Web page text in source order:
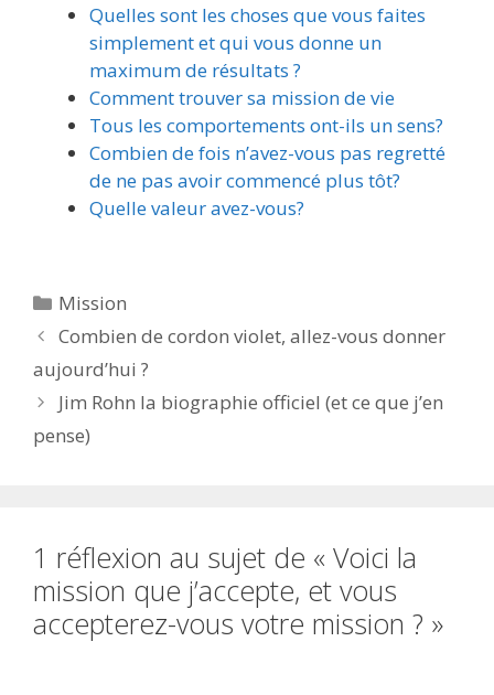
Quelles sont les choses que vous faites
simplement et qui vous donne un
maximum de résultats ?
Comment trouver sa mission de vie
Tous les comportements ont-ils un sens?
Combien de fois n’avez-vous pas regretté
de ne pas avoir commencé plus tôt?
Quelle valeur avez-vous?
Catégories
Mission
Combien de cordon violet, allez-vous donner
aujourd’hui ?
Jim Rohn la biographie officiel (et ce que j’en
pense)
1 réflexion au sujet de « Voici la
mission que j’accepte, et vous
accepterez-vous votre mission ? »